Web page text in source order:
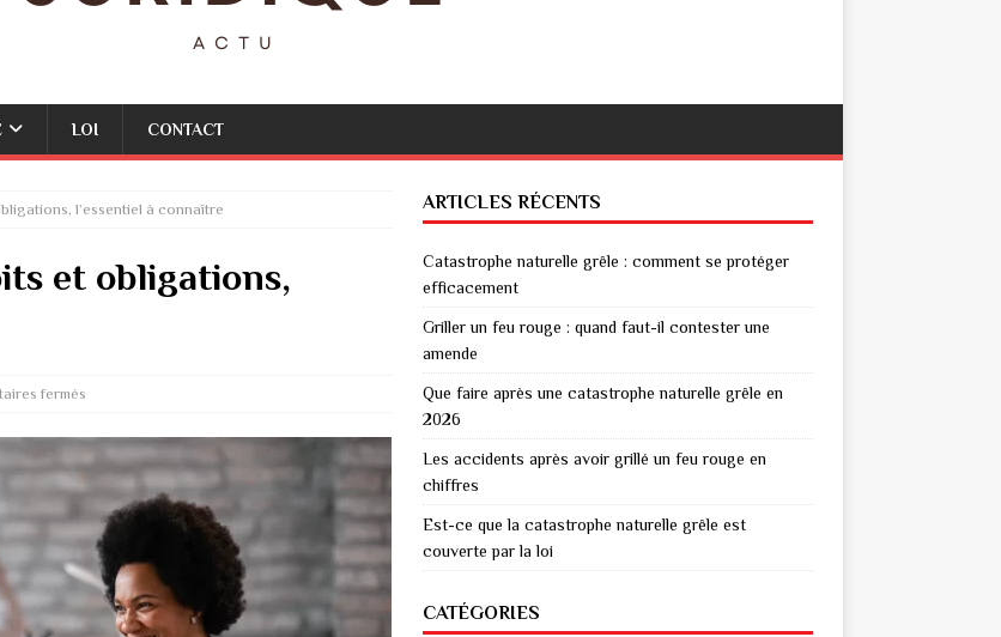
LOI CONTACT
l’essentiel à connaître
et obligations,
fermés
ARTICLES RÉCENTS
Catastrophe naturelle grêle : comment se protéger
efficacement
Griller un feu rouge : quand faut-il contester une
amende
Que faire après une catastrophe naturelle grêle en
2026
Les accidents après avoir grillé un feu rouge en
chiffres
Est-ce que la catastrophe naturelle grêle est
couverte par la loi
CATÉGORIES